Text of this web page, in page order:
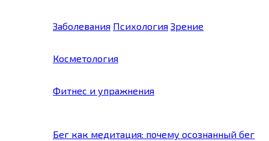
Заболевания Психология Зрение
Косметология
Фитнес и упражнения
Бег как медитация: почему осознанный бег